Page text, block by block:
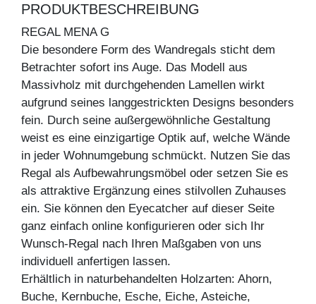
PRODUKTBESCHREIBUNG
REGAL MENA G
Die besondere Form des Wandregals sticht dem
Betrachter sofort ins Auge. Das Modell aus
Massivholz mit durchgehenden Lamellen wirkt
aufgrund seines langgestrickten Designs besonders
fein. Durch seine außergewöhnliche Gestaltung
weist es eine einzigartige Optik auf, welche Wände
in jeder Wohnumgebung schmückt. Nutzen Sie das
Regal als Aufbewahrungsmöbel oder setzen Sie es
als attraktive Ergänzung eines stilvollen Zuhauses
ein. Sie können den Eyecatcher auf dieser Seite
ganz einfach online konfigurieren oder sich Ihr
Wunsch-Regal nach Ihren Maßgaben von uns
individuell anfertigen lassen.
Erhältlich in naturbehandelten Holzarten: Ahorn,
Buche, Kernbuche, Esche, Eiche, Asteiche,